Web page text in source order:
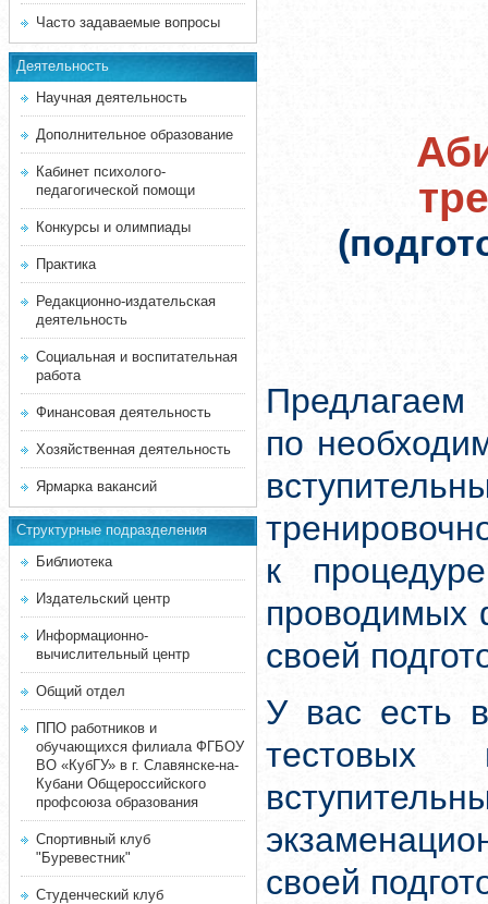
Часто задаваемые вопросы
Деятельность
Научная деятельность
Дополнительное образование
Кабинет психолого-
педагогической помощи
Конкурсы и олимпиады
Практика
Редакционно-издательская
деятельность
Социальная и воспитательная
работа
Финансовая деятельность
Хозяйственная деятельность
Ярмарка вакансий
Структурные подразделения
Библиотека
Издательский центр
Информационно-
вычислительный центр
Общий отдел
ППО работников и
обучающихся филиала ФГБОУ
ВО «КубГУ» в г. Славянске-на-
Кубани Общероссийского
профсоюза образования
Спортивный клуб
"Буревестник"
Студенческий клуб
Предлагаем
по
к
проводимых
своей
У вас есть
тестовых
своей